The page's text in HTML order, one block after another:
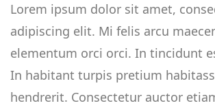
Lorem ipsum dolor sit amet,
adipiscing elit. Mi felis arcu
elementum orci orci. In tincidunt
In habitant turpis pretium
hendrerit. Consectetur auctor